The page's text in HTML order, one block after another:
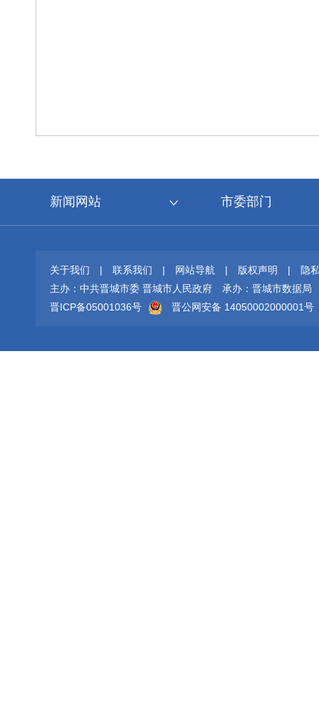
新闻网站 市委部门
关于我们 | 联系我们 | 网站导航 | 版权声明 |
隐
主办：中共晋城市委 晋城市人民政府
承办：晋城市数据局
晋ICP备05001036号
晋公网安备 14050002000001号